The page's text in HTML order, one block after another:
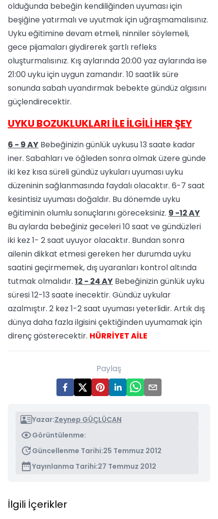
olduğunda bebeğin kendiliğinden uyuması için
beşiğine yatırmalı ve uyutmak için uğraşmamalısınız.
Uyku eğitimine devam etmeli, ninniler söylemeli,
gece pijamaları giydirerek şartlı refleks
oluşturmalısınız. Kış aylarında 20:00 yaz aylarında ise
21:00 uyku için uygun zamandır. 10 saatlik süre
sonunda sabah uyandırmak bebekte gündüz algısını
güçlendirecektir.
UYKU BOZUKLUKLARI İLE İLGİLİ HER ŞEY
6 - 9 AY Bebeğinizin günlük uykusu 13 saate kadar
iner. Sabahları ve öğleden sonra olmak üzere günde
iki kez kısa süreli gündüz uykuları uyuması uyku
düzeninin sağlanmasında faydalı olacaktır. 6-7 saat
kesintisiz uyuması doğaldır. Bu dönemde uyku
eğitiminin olumlu sonuçlarını göreceksiniz. 9 -12 AY
Bu aylarda bebeğiniz geceleri 10 saat ve gündüzleri
iki kez 1- 2 saat uyuyor olacaktır. Bundan sonra
ailenin dikkat etmesi gereken her durumda uyku
saatini geçirmemek, dış uyaranları kontrol altında
tutmak olmalıdır. 12 - 24 AY Bebeğinizin günlük uyku
süresi 12-13 saate inecektir. Gündüz uykular
azalmıştır. 2 kez 1-2 saat uyuması yeterlidir. Artık dış
dünya daha fazla ilgisini çektiğinden uyumamak için
direnç gösterecektir. HÜRRİYET AİLE
Paylaş
Yazar:Zeynep GÜÇLÜCAN
Görüntülenme:
Güncellenme Tarihi:25 Temmuz 2012
Yayınlanma Tarihi:27 Temmuz 2012
İlgili İçerikler